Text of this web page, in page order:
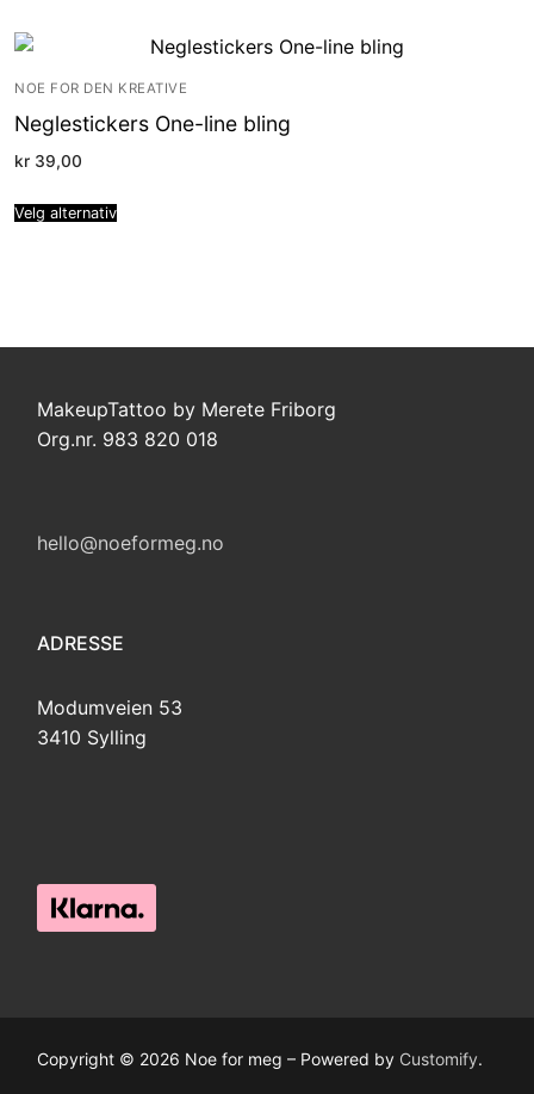
NOE FOR DEN KREATIVE
Neglestickers One-line bling
kr 39,00
Velg alternativ
MakeupTattoo by Merete Friborg
Org.nr. 983 820 018
hello@noeformeg.no
ADRESSE
Modumveien 53
3410 Sylling
Copyright © 2026 Noe for meg – Powered by Customify.